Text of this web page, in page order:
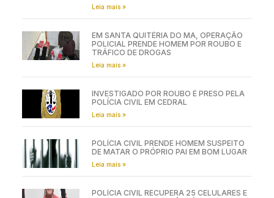
Leia mais »
EM SANTA QUITÉRIA DO MA, OPERAÇÃO
POLICIAL PRENDE HOMEM POR ROUBO E
TRÁFICO DE DROGAS
Leia mais »
INVESTIGADO POR ROUBO É PRESO PELA
POLÍCIA CIVIL EM CEDRAL
Leia mais »
POLÍCIA CIVIL PRENDE HOMEM SUSPEITO
DE MATAR O PRÓPRIO PAI EM BOM LUGAR
Leia mais »
POLÍCIA CIVIL RECUPERA 25 CELULARES E